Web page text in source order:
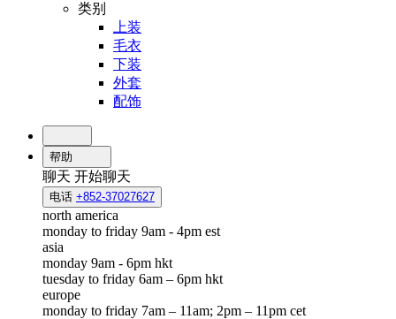
类别
上装
毛衣
下装
外套
配饰
帮助
聊天 开始聊天
电话 +852-37027627
north america
monday to friday 9am - 4pm est
asia
monday 9am - 6pm hkt
tuesday to friday 6am – 6pm hkt
europe
monday to friday 7am – 11am; 2pm – 11pm cet